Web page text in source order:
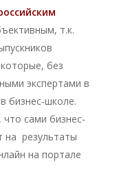
т.к.
без
экспертами в
бизнес-школе.
сами бизнес-
на результаты
на портале